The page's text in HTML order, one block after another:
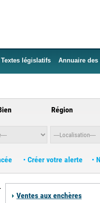
Textes législatifs Annuaire des
Région
Créer votre alerte
Table
Ventes aux enchères